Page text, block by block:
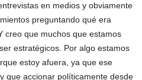
en medios y obviamente
preguntando qué era
creo que muchos que estamos
estratégicos. Por algo estamos
estoy afuera, ya que ese
que accionar políticamente desde